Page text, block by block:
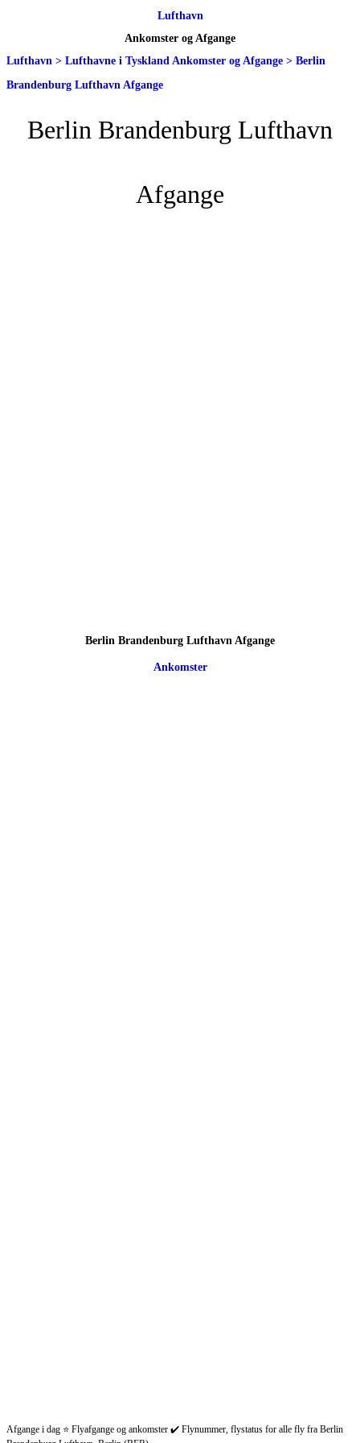
Lufthavn
Ankomster og Afgange
Lufthavn > Lufthavne i Tyskland Ankomster og Afgange > Berlin
Brandenburg Lufthavn Afgange
Berlin Brandenburg Lufthavn
Afgange
Berlin Brandenburg Lufthavn Afgange
Ankomster
Afgange i dag ⭐ Flyafgange og ankomster ✔️ Flynummer, flystatus for alle fly fra Berlin